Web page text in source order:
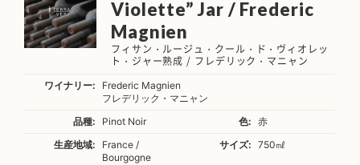
Violette” Jar / Frederic
Magnien
フィサン・ルージュ・クール・ド・ヴィオレッ
ト・ジャー熟成 / フレデリック・マニャン
ワイナリー:
Frederic Magnien
フレデリック・マニャン
品種:
Pinot Noir 色:
赤
生産地域:
France /
Bourgogne
サイズ: 750㎖